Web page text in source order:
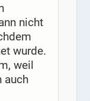
nicht
wurde.
weil
auch